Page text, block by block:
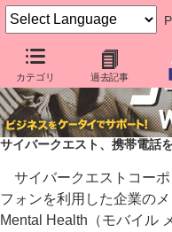
カテゴリ 過去記事
サイバークエスト、携帯電話
サイバークエストコーポ
フォンを利用した企業の
Mental Health（モバイル